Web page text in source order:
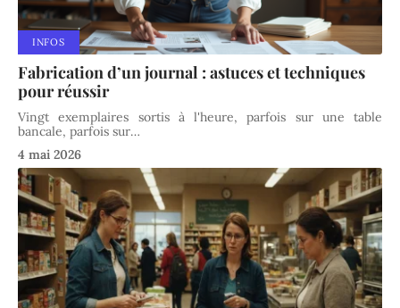
INFOS
Fabrication d’un journal : astuces et techniques
pour réussir
Vingt exemplaires sortis à l'heure, parfois sur une table
bancale, parfois sur…
4 mai 2026